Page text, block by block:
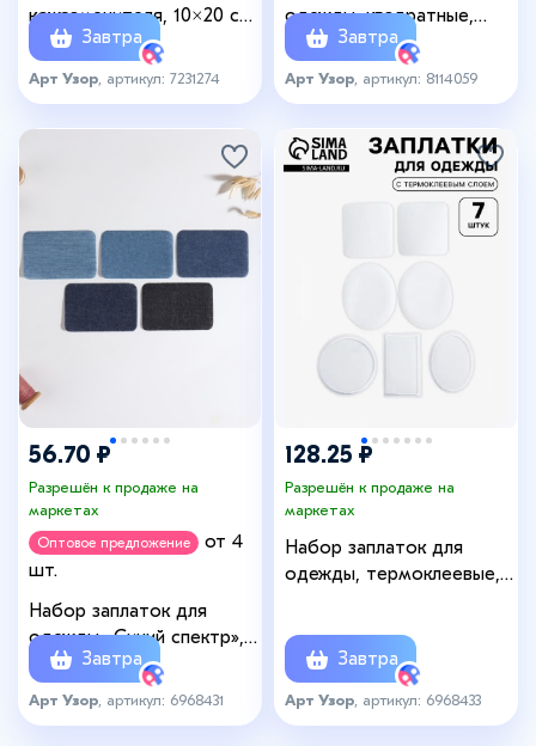
кожзаменителя, 10×20 см,
бежеваяЗавтра
Арт Узор , артикул: 7231274
одежды, квадратные,
клеевые, 4.3×4.3 см, 4 шт.,
бежевый
Завтра
Арт Узор , артикул: 8114059
56.70 ₽
Разрешён к продаже на
маркетах
Оптовое предложение
от 4
шт.
Набор заплаток для
одежды «Синий спектр»,
прямоугольные, клеевые,
7,5 × 5 см, 5 шт
Завтра
Арт Узор , артикул: 6968431
128.25 ₽
Разрешён к продаже на
маркетах
Набор заплаток для
одежды, термоклеевые, 7
Завтра
Арт Узор , артикул: 6968433